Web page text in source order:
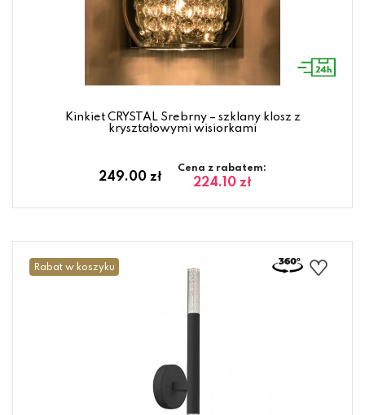
Kinkiet CRYSTAL Srebrny – szklany klosz z
kryształowymi wisiorkami
249.00 zł
Cena z rabatem:
224.10 zł
Rabat w koszyku